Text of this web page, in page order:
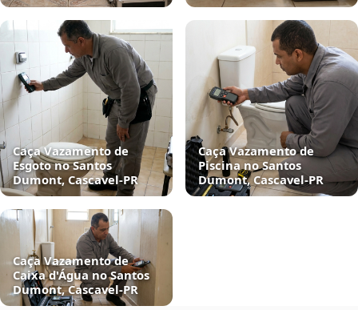
Caça Vazamento de
Esgoto no Santos
Dumont, Cascavel‑PR
Caça Vazamento de
Piscina no Santos
Dumont, Cascavel‑PR
Caça Vazamento de
Caixa d'Água no Santos
Dumont, Cascavel‑PR